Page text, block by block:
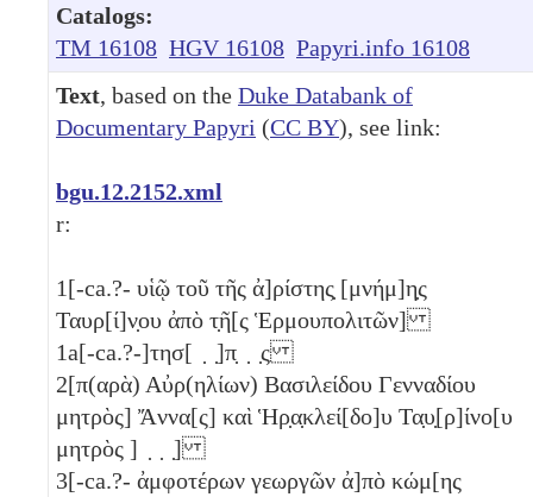
Catalogs:
TM 16108 HGV 16108 Papyri.info 16108
Text, based on the Duke Databank of
Documentary Papyri (CC BY), see link:
bgu.12.2152.xml
r:
1[-ca.?- υἱῷ τοῦ τῆς ἀ]ρίστης̣ [μνήμ]η̣ς
Ταυρ[ί]ν̣ου ἀπὸ τ̣ῆ[ς Ἑρμουπολιτῶν]
1a[-ca.?-]τησ[ ̣ ̣]π̣ ̣ ̣ς
2[π(αρὰ) Αὐρ(ηλίων) Βασιλείδου Γενναδίου
μητρὸς] Ἄννα[ς] καὶ Ἡρ̣α̣κλεί[δο]υ Τα̣υ̣[ρ]ίνο[υ
μητρὸς ] ̣ ̣ ̣]
3[-ca.?- ἀμφοτέρων γεωργῶν ἀ]πὸ κώμ[ης